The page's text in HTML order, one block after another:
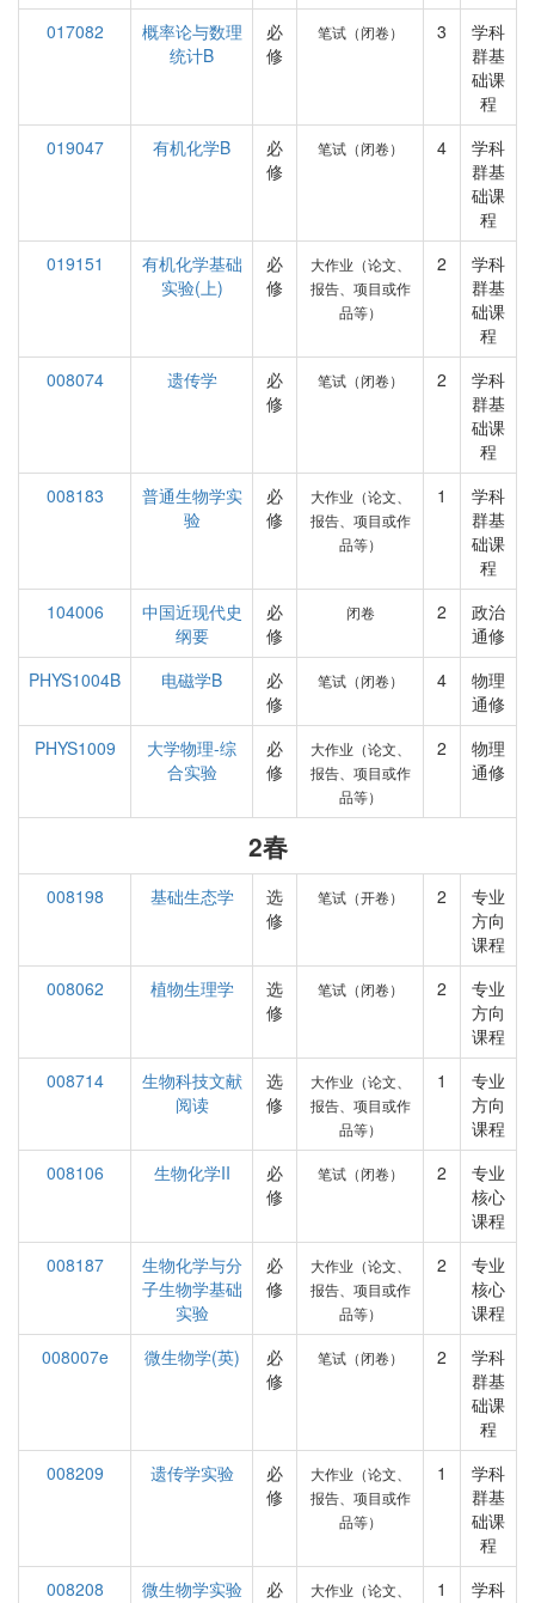
017082
概率论与数理
统计B
必
修
笔试（闭卷） 3
学科
群基
础课
程
019047
有机化学B
必
修
笔试（闭卷） 4
学科
群基
础课
程
019151
有机化学基础
实验(上)
必
修
大作业（论文、
报告、项目或作
品等）
2
学科
群基
础课
程
008074
遗传学
必
修
笔试（闭卷） 2
学科
群基
础课
程
008183
普通生物学实
验
必
修
大作业（论文、
报告、项目或作
品等）
1
学科
群基
础课
程
104006
中国近现代史
纲要
必
修
闭卷 2
政治
通修
PHYS1004B
电磁学B
必
修
笔试（闭卷） 4
物理
通修
PHYS1009
大学物理-综
合实验
必
修
大作业（论文、
报告、项目或作
品等）
2
物理
通修
2春
008198 基础生态学
选
修
笔试（开卷） 2
专业
方向
课程
008062
植物生理学
选
修
笔试（闭卷） 2
专业
方向
课程
008714
生物科技文献
阅读
选
修
大作业（论文、
报告、项目或作
品等）
1
专业
方向
课程
008106
生物化学II
必
修
笔试（闭卷） 2
专业
核心
课程
008187
生物化学与分
子生物学基础
实验
必
修
大作业（论文、
报告、项目或作
品等）
2
专业
核心
课程
008007e
微生物学(英)
必
修
笔试（闭卷） 2
学科
群基
础课
程
008209
遗传学实验
必
修
大作业（论文、
报告、项目或作
品等）
1
学科
群基
础课
程
008208
微生物学实验
必
大作业（论文、 1
学科